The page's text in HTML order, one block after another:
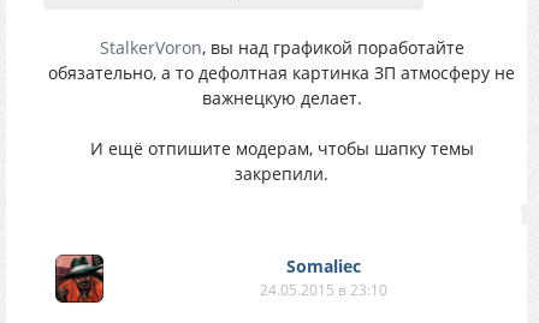
StalkerVoron, вы над графикой поработайте
обязательно, а то дефолтная картинка ЗП атмосферу не
важнецкую делает.
И ещё отпишите модерам, чтобы шапку темы
закрепили.
Somaliec
24.05.2015 в 23:10